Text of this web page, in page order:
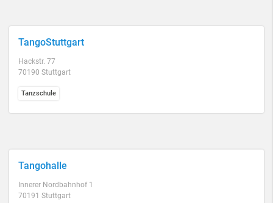
TangoStuttgart
Hackstr. 77
70190 Stuttgart
Tanzschule
Tangohalle
Innerer Nordbahnhof 1
70191 Stuttgart